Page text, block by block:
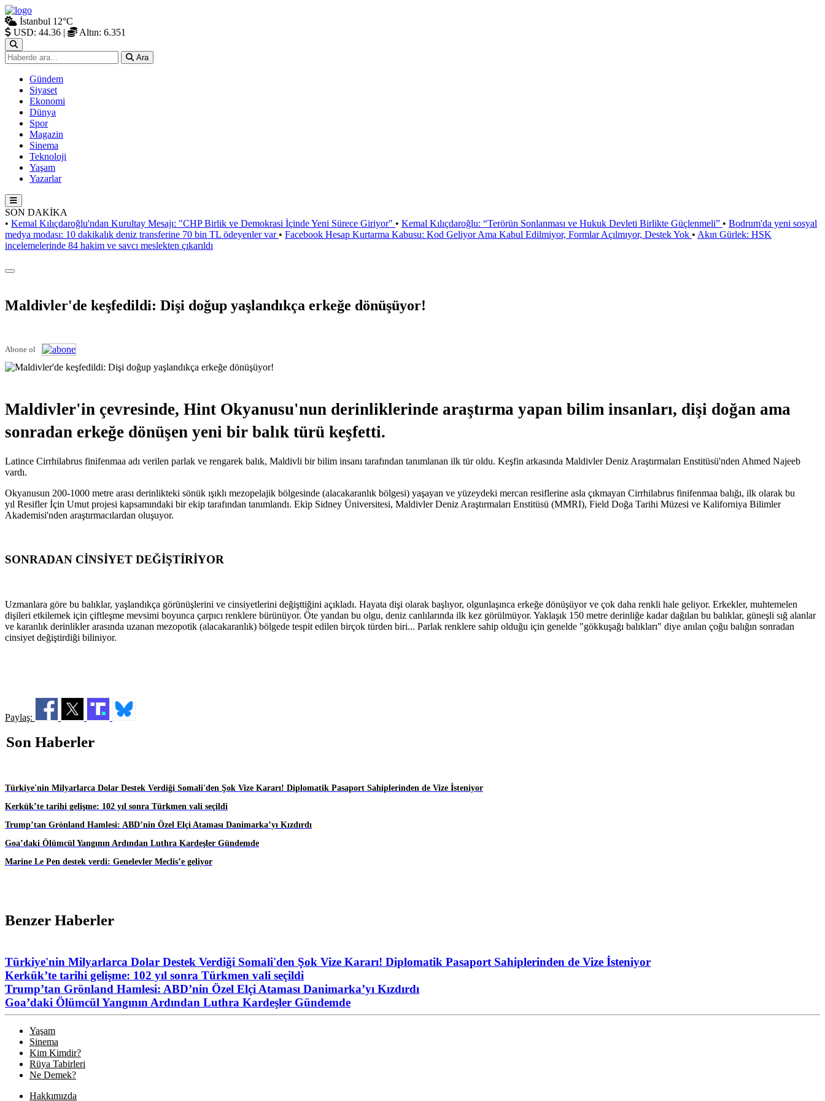
İstanbul 12°C
USD: 44.36 | Altın: 6.351
Ara
Gündem
Siyaset
Ekonomi
Dünya
Spor
Magazin
Sinema
Teknoloji
Yaşam
Yazarlar
SON DAKİKA
• Kemal Kılıçdaroğlu'ndan Kurultay Mesajı: "CHP Birlik ve Demokrasi İçinde Yeni Sürece Giriyor" • Kemal Kılıçdaroğlu: “Terörün Sonlanması ve Hukuk Devleti Birlikte Güçlenmeli” • Bodrum'da yeni sosyal
medya modası: 10 dakikalık deniz transferine 70 bin TL ödeyenler var • Facebook Hesap Kurtarma Kabusu: Kod Geliyor Ama Kabul Edilmiyor, Formlar Açılmıyor, Destek Yok • Akın Gürlek: HSK
incelemelerinde 84 hakim ve savcı meslekten çıkarıldı
Maldivler'de keşfedildi: Dişi doğup yaşlandıkça erkeğe dönüşüyor!
Abone ol
Maldivler'in çevresinde, Hint Okyanusu'nun derinliklerinde araştırma yapan bilim insanları, dişi doğan ama
sonradan erkeğe dönüşen yeni bir balık türü keşfetti.
Latince Cirrhilabrus finifenmaa adı verilen parlak ve rengarek balık, Maldivli bir bilim insanı tarafından tanımlanan ilk tür oldu. Keşfin arkasında Maldivler Deniz Araştırmaları Enstitüsü'nden Ahmed Najeeb
vardı.
Okyanusun 200-1000 metre arası derinlikteki sönük ışıklı mezopelajik bölgesinde (alacakaranlık bölgesi) yaşayan ve yüzeydeki mercan resiflerine asla çıkmayan Cirrhilabrus finifenmaa balığı, ilk olarak bu
yıl Resifler İçin Umut projesi kapsamındaki bir ekip tarafından tanımlandı. Ekip Sidney Üniversitesi, Maldivler Deniz Araştırmaları Enstitüsü (MMRI), Field Doğa Tarihi Müzesi ve Kaliforniya Bilimler
Akademisi'nden araştırmacılardan oluşuyor.
SONRADAN CİNSİYET DEĞİŞTİRİYOR
Uzmanlara göre bu balıklar, yaşlandıkça görünüşlerini ve cinsiyetlerini değişttiğini açıkladı. Hayata dişi olarak başlıyor, olgunlaşınca erkeğe dönüşüyor ve çok daha renkli hale geliyor. Erkekler, muhtemelen
dişileri etkilemek için çiftleşme mevsimi boyunca çarpıcı renklere bürünüyor. Öte yandan bu olgu, deniz canlılarında ilk kez görülmüyor. Yaklaşık 150 metre derinliğe kadar dağılan bu balıklar, güneşli sığ alanlar
ve karanlık derinlikler arasında uzanan mezopotik (alacakaranlık) bölgede tespit edilen birçok türden biri... Parlak renklere sahip olduğu için genelde "gökkuşağı balıkları" diye anılan çoğu balığın sonradan
cinsiyet değiştirdiği biliniyor.
Paylaş:
Son Haberler
Türkiye'nin Milyarlarca Dolar Destek Verdiği Somali'den Şok Vize Kararı! Diplomatik Pasaport Sahiplerinden de Vize İsteniyor
Kerkük’te tarihi gelişme: 102 yıl sonra Türkmen vali seçildi
Trump’tan Grönland Hamlesi: ABD’nin Özel Elçi Ataması Danimarka’yı Kızdırdı
Goa’daki Ölümcül Yangının Ardından Luthra Kardeşler Gündemde
Marine Le Pen destek verdi: Genelevler Meclis’e geliyor
Benzer Haberler
Türkiye'nin Milyarlarca Dolar Destek Verdiği Somali'den Şok Vize Kararı! Diplomatik Pasaport Sahiplerinden de Vize İsteniyor
Kerkük’te tarihi gelişme: 102 yıl sonra Türkmen vali seçildi
Trump’tan Grönland Hamlesi: ABD’nin Özel Elçi Ataması Danimarka’yı Kızdırdı
Goa’daki Ölümcül Yangının Ardından Luthra Kardeşler Gündemde
Yaşam
Sinema
Kim Kimdir?
Rüya Tabirleri
Ne Demek?
Hakkımızda